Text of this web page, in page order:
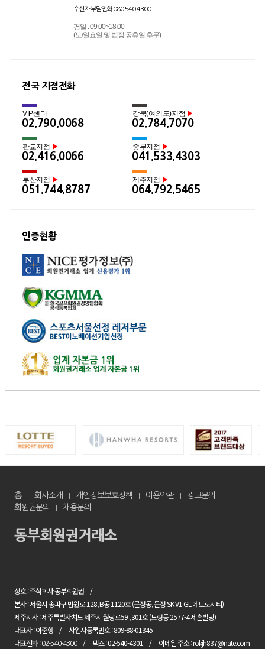
수신자 부담전화 080.540.4300
평일 : 09:00~18:00
(토/일요일 및 법정 공휴일 후무)
전국 지점전화
VIP센터
02.790.0068
강북(여의도)지점 ▶
02.784.7070
판교지점 ▶
02.416.0066
중부지점 ▶
041.533.4303
부산지점 ▶
051.744.8787
제주지점 ▶
064.792.5465
인증현황
홈 회사소개 개인정보보호정책 이용약관
광고문의
회원권문의
채용문의
상호 : 주식회사 동부회원권
본사 : 서울시 송파구 법원로 128, B동 1120호 (문정동, 문정 SK V1 GL 메트로시티)
제주지사 : 제주특별자치도 제주시 월랑로59 , 301호 (노형동 2577-4 세흔빌딩)
대표자 : 이준행
사업자등록번호 : 809-88-01345
대표전화 :02-540-4300 팩스 : 02-540-4301 이메일 주소 : rokjh837@nate.com